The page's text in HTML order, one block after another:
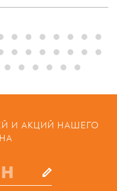
И АКЦИЙ НАШЕГО